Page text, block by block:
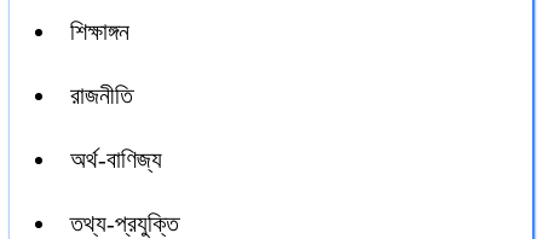
শিক্ষাঙ্গন
রাজনীতি
অর্থ-বাণিজ্য
তথ্য-প্রযুক্তি